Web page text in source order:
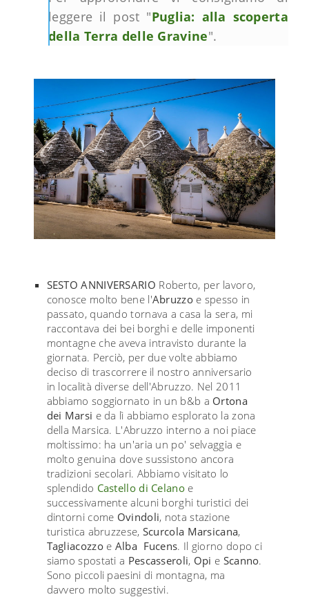
leggere il post "Puglia: alla scoperta
della Terra delle Gravine".
SESTO ANNIVERSARIO Roberto, per lavoro,
conosce molto bene l'Abruzzoe spesso in
passato, quando tornava a casa la sera, mi
raccontava dei bei borghi e delle imponenti
montagne che aveva intravisto durante la
giornata. Perciò, per due volte abbiamo
deciso di trascorrere il nostro anniversario
in località diverse dell'Abruzzo. Nel 2011
abbiamo soggiornato in un b&b a Ortona
dei Marsi e da lì abbiamo esplorato la zona
della Marsica. L'Abruzzo interno a noi piace
moltissimo: ha un'aria un po' selvaggia e
molto genuina dove sussistono ancora
tradizioni secolari. Abbiamo visitato lo
splendido Castello di Celanoe
successivamente alcuni borghi turistici dei
dintorni come Ovindoli, nota stazione
turistica abruzzese, Scurcola Marsicana,
Tagliacozzoe Alba Fucens. Il giorno dopo ci
siamo spostati a Pescasseroli, Opi e Scanno.
Sono piccoli paesini di montagna, ma
davvero molto suggestivi.